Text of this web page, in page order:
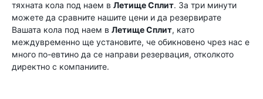
тяхната кола под наем в Летище Сплит. За три минути
можете да сравните нашите цени и да резервирате
Вашата кола под наем в Летище Сплит, като
междувременно ще установите, че обикновено чрез нас е
много по-евтино да се направи резервация, отколкото
директно с компаниите.